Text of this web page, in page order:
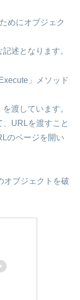
めにオブジェク
述となります。
」メソッド
渡しています。
、URLを渡すこと
のページを開い
オブジェクトを破